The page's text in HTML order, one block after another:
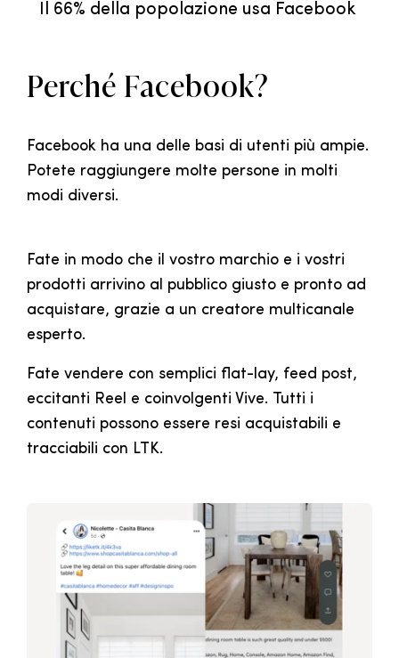
Il 66% della popolazione usa Facebook
Perché Facebook?
Facebook ha una delle basi di utenti più ampie.
Potete raggiungere molte persone in molti
modi diversi.
Fate in modo che il vostro marchio e i vostri
prodotti arrivino al pubblico giusto e pronto ad
acquistare, grazie a un creatore multicanale
esperto.
Fate vendere con semplici flat-lay, feed post,
eccitanti Reel e coinvolgenti Vive. Tutti i
contenuti possono essere resi acquistabili e
tracciabili con LTK.